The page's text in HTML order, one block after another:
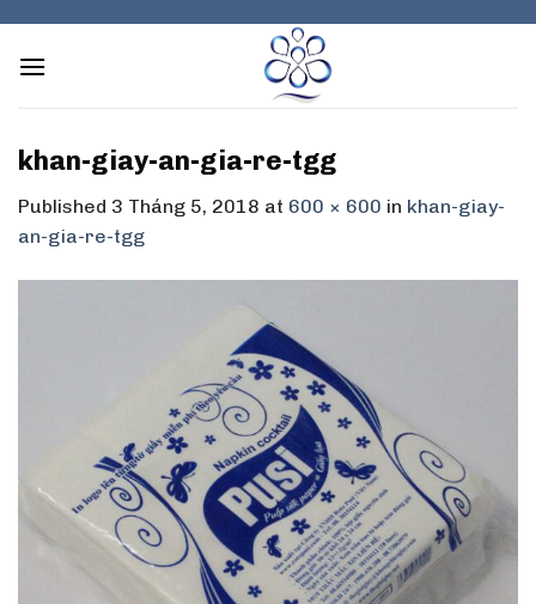
content
khan-giay-an-gia-re-tgg
Published 3 Tháng 5, 2018 at 600 × 600 in khan-giay-
an-gia-re-tgg